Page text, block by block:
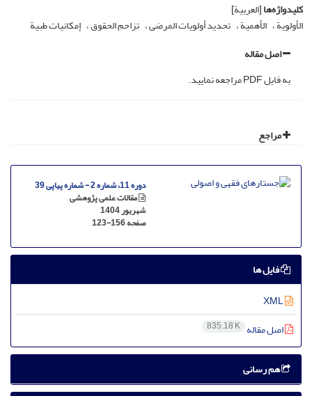
کلیدواژه‌ها[العربیة]
الأولویة الأهمیة تحدید أولویات المرضى تزاحم الحقوق إمکانیات طبیة
اصل مقاله
به فایل PDF مراجعه نمایید.
مراجع
دوره 11، شماره 2 - شماره پیاپی 39
مقالات علمی پژوهشی
شهریور 1404
صفحه123-156
فایل ها
اصل مقاله 835.18 K
هم رسانی